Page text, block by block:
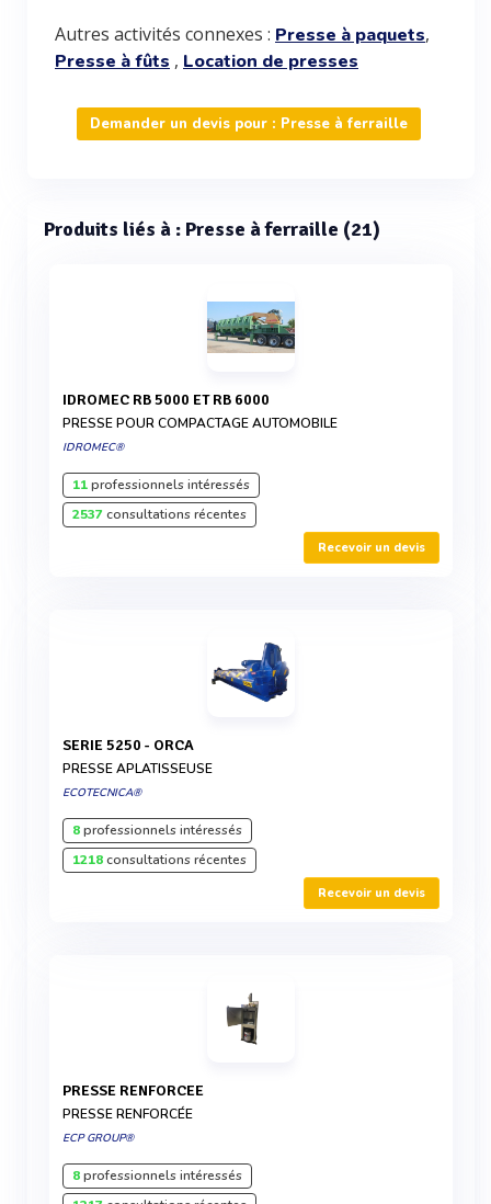
Autres activités connexes : Presse à paquets,
Presse à fûts , Location de presses
Demander un devis pour : Presse à ferraille
Produits liés à : Presse à ferraille (21)
IDROMEC RB 5000 ET RB 6000
PRESSE POUR COMPACTAGE AUTOMOBILE
IDROMEC®
11professionnels intéressés
2537consultations récentes
Recevoir un devis
SERIE 5250 - ORCA
PRESSE APLATISSEUSE
ECOTECNICA®
8professionnels intéressés
1218consultations récentes
Recevoir un devis
PRESSE RENFORCEE
PRESSE RENFORCÉE
ECP GROUP®
8professionnels intéressés